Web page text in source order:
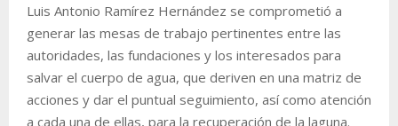
Luis Antonio Ramírez Hernández se comprometió a
generar las mesas de trabajo pertinentes entre las
autoridades, las fundaciones y los interesados para
salvar el cuerpo de agua, que deriven en una matriz de
acciones y dar el puntual seguimiento, así como atención
a cada una de ellas, para la recuperación de la laguna.